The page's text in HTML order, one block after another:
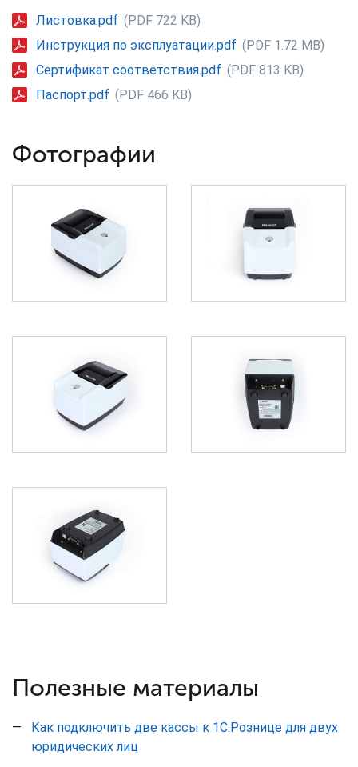
Листовка.pdf (PDF 722 KB)
Инструкция по эксплуатации.pdf (PDF 1.72 MB)
Сертификат соответствия.pdf (PDF 813 KB)
Паспорт.pdf (PDF 466 KB)
Фотографии
Полезные материалы
Как подключить две кассы к 1С:Рознице для двух
юридических лиц